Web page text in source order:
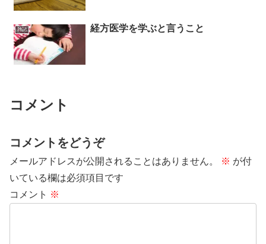
雑記 経方医学を学ぶと言うこと
コメント
コメントをどうぞ
メールアドレスが公開されることはありません。 ※ が付
いている欄は必須項目です
コメント ※